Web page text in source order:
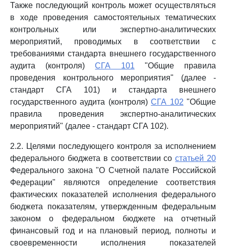
Также последующий контроль может осуществляться
в ходе проведения самостоятельных тематических
контрольных или экспертно-аналитических
мероприятий, проводимых в соответствии с
требованиями стандарта внешнего государственного
аудита (контроля)СГА 101 "Общие правила
проведения контрольного мероприятия" (далее -
стандарт СГА 101) и стандарта внешнего
государственного аудита (контроля)СГА 102 "Общие
правила проведения экспертно-аналитических
мероприятий" (далее - стандарт СГА 102).
2.2. Целями последующего контроля за исполнением
федерального бюджета в соответствии состатьей 20
Федерального закона "О Счетной палате Российской
Федерации" являются определение соответствия
фактических показателей исполнения федерального
бюджета показателям, утвержденным федеральным
законом о федеральном бюджете на отчетный
финансовый год и на плановый период, полноты и
своевременности исполнения показателей